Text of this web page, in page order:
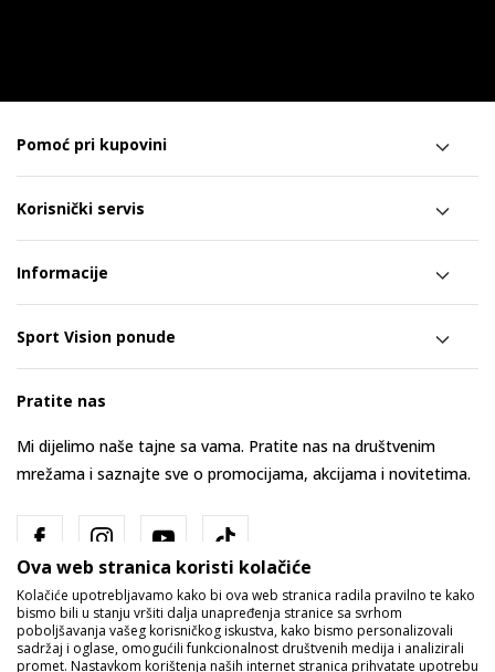
Pomoć pri kupovini
Korisnički servis
Informacije
Sport Vision ponude
Pratite nas
Mi dijelimo naše tajne sa vama. Pratite nas na društvenim
mrežama i saznajte sve o promocijama, akcijama i novitetima.
Ova web stranica koristi kolačiće
Kolačiće upotrebljavamo kako bi ova web stranica radila pravilno te kako
bismo bili u stanju vršiti dalja unapređenja stranice sa svrhom
poboljšavanja vašeg korisničkog iskustva, kako bismo personalizovali
sadržaj i oglase, omogućili funkcionalnost društvenih medija i analizirali
promet. Nastavkom korištenja naših internet stranica prihvatate upotrebu